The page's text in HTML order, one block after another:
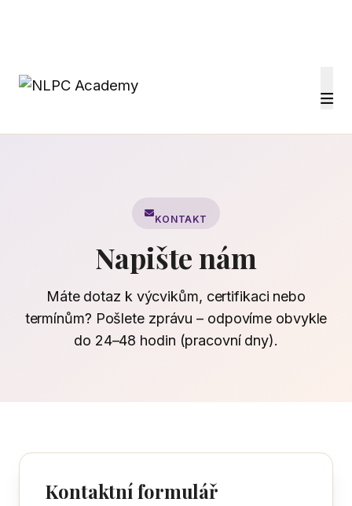
KONTAKT
Napište nám
Máte dotaz k výcvikům, certifikaci nebo
termínům? Pošlete zprávu – odpovíme obvykle
do 24–48 hodin (pracovní dny).
Kontaktní formulář